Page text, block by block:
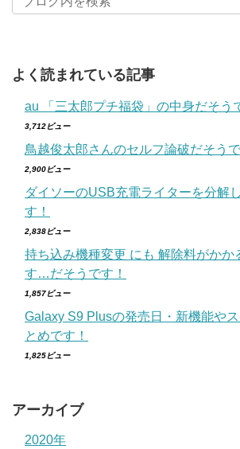
よく読まれている記事
au 「三太郎プチ福袋」の中身だそう
3,712ビュー
鳥越俊太郎さんのセルフ論破だそうで
2,900ビュー
ダイソーのUSB充電ライターを分解
す！
2,838ビュー
持ち込み機種変更 にも 解除料がかか
す…だそうです！
1,857ビュー
Galaxy S9 Plusの発売日・新機能や
とめです！
1,825ビュー
アーカイブ
2020年